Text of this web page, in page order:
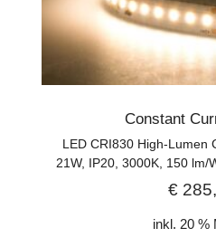
Constant
LED CRI830 High-Lumen
21W, IP20, 3000K, 150 lm/
€
inkl. 20 %